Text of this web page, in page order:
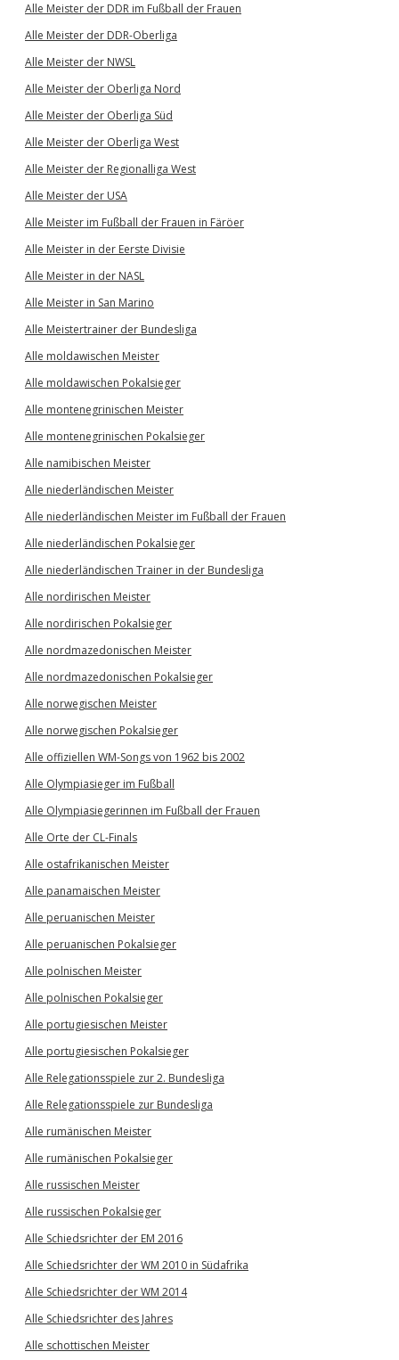
Alle Meister der DDR im Fußball der Frauen
Alle Meister der DDR-Oberliga
Alle Meister der NWSL
Alle Meister der Oberliga Nord
Alle Meister der Oberliga Süd
Alle Meister der Oberliga West
Alle Meister der Regionalliga West
Alle Meister der USA
Alle Meister im Fußball der Frauen in Färöer
Alle Meister in der Eerste Divisie
Alle Meister in der NASL
Alle Meister in San Marino
Alle Meistertrainer der Bundesliga
Alle moldawischen Meister
Alle moldawischen Pokalsieger
Alle montenegrinischen Meister
Alle montenegrinischen Pokalsieger
Alle namibischen Meister
Alle niederländischen Meister
Alle niederländischen Meister im Fußball der Frauen
Alle niederländischen Pokalsieger
Alle niederländischen Trainer in der Bundesliga
Alle nordirischen Meister
Alle nordirischen Pokalsieger
Alle nordmazedonischen Meister
Alle nordmazedonischen Pokalsieger
Alle norwegischen Meister
Alle norwegischen Pokalsieger
Alle offiziellen WM-Songs von 1962 bis 2002
Alle Olympiasieger im Fußball
Alle Olympiasiegerinnen im Fußball der Frauen
Alle Orte der CL-Finals
Alle ostafrikanischen Meister
Alle panamaischen Meister
Alle peruanischen Meister
Alle peruanischen Pokalsieger
Alle polnischen Meister
Alle polnischen Pokalsieger
Alle portugiesischen Meister
Alle portugiesischen Pokalsieger
Alle Relegationsspiele zur 2. Bundesliga
Alle Relegationsspiele zur Bundesliga
Alle rumänischen Meister
Alle rumänischen Pokalsieger
Alle russischen Meister
Alle russischen Pokalsieger
Alle Schiedsrichter der EM 2016
Alle Schiedsrichter der WM 2010 in Südafrika
Alle Schiedsrichter der WM 2014
Alle Schiedsrichter des Jahres
Alle schottischen Meister